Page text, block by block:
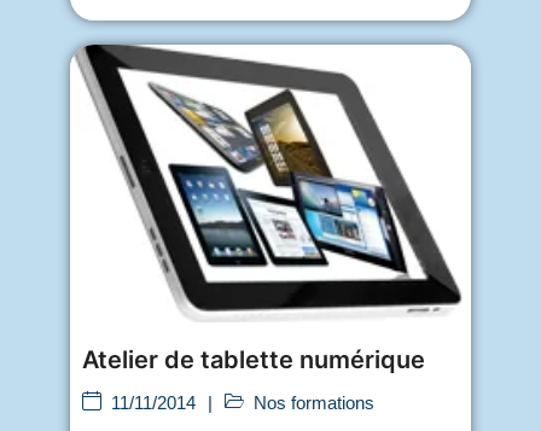
Atelier de tablette numérique
11/11/2014 | Nos formations